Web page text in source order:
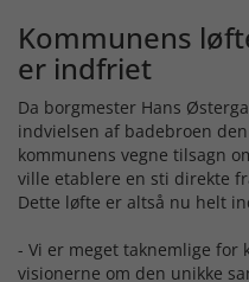
Kommunens
er indfriet
Da borgmester Hans
indvielsen af badebroen
kommunens vegne tilsagn
ville etablere en sti direkte
Dette løfte er altså nu helt
- Vi er meget taknemlige for
visionerne om den unikke